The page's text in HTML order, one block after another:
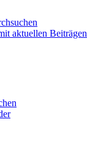
aktuellen Beiträgen